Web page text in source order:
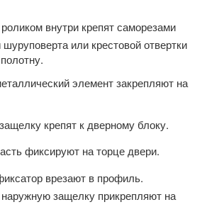
внутри крепят саморезами
или крестовой отвертки
элемент закрепляют на
крепят к дверному блоку.
фиксируют на торце двери.
врезают в профиль.
защелку прикрепляют на